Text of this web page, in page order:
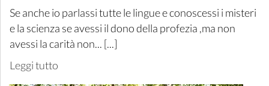
Se anche io parlassi tutte le lingue e conoscessi i misteri
e la scienza se avessi il dono della profezia ,ma non
avessi la carità non... [...]
Leggi tutto